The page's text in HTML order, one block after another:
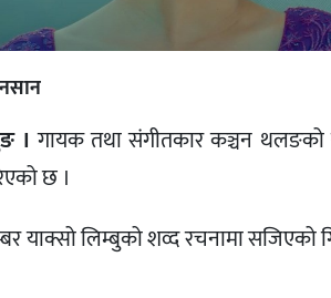
। गायक तथा संगीतकार कञ्चन थलङको
छ ।
याक्सो लिम्बुको शव्द रचनामा सजिएको